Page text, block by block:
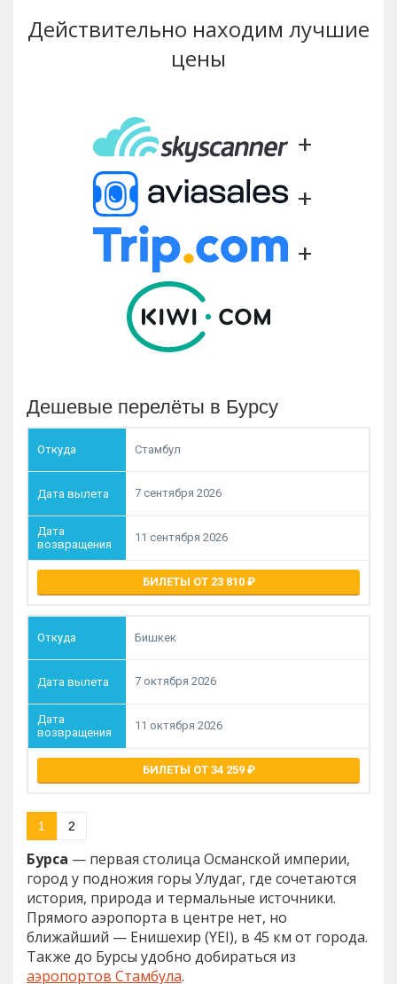
Действительно находим лучшие
цены
+
+
+
Дешевые перелёты в Бурсу
Стамбул
7 сентября 2026
11 сентября 2026
БИЛЕТЫ ОТ 23 810
Бишкек
7 октября 2026
11 октября 2026
БИЛЕТЫ ОТ 34 259
1 2
Бурса — первая столица Османской империи,
город у подножия горы Улудаг, где сочетаются
история, природа и термальные источники.
Прямого аэропорта в центре нет, но
ближайший — Енишехир (YEI), в 45 км от города.
Также до Бурсы удобно добираться из
аэропортов Стамбула.